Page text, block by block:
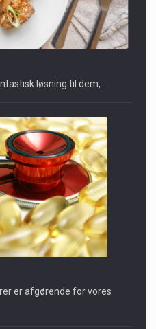
løsning til dem,…
er afgørende for vores